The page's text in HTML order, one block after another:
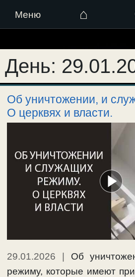
Меню ⌂
к
содержимому
День:
Об уничтожении, и
О церквях и власти.
29.01.2026 | Об
режиму, которые имеют